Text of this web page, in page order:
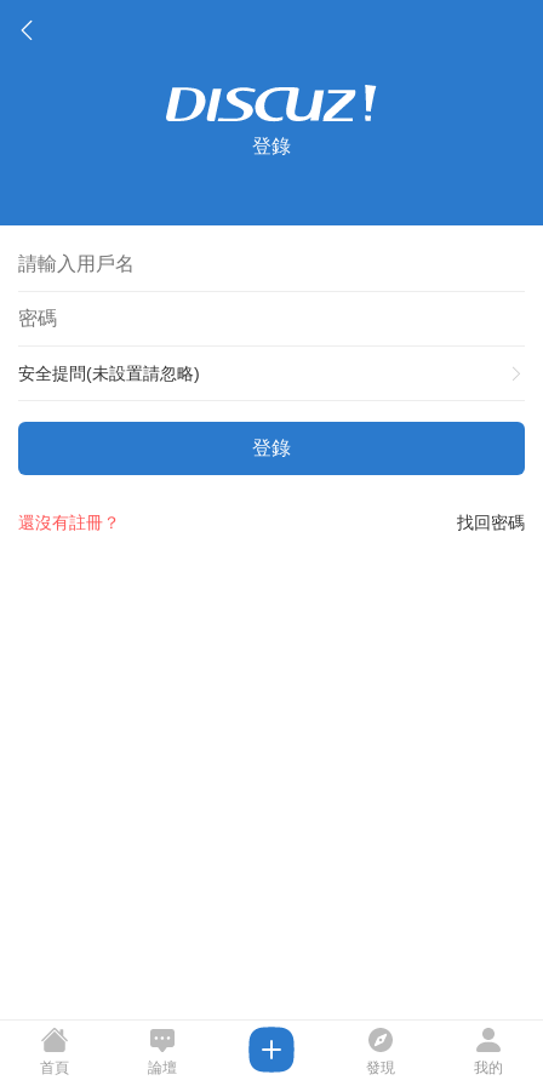
登錄
安全提問(未設置請忽略)
登錄
找回密碼
還沒有註冊？
首頁 論壇 發現 我的